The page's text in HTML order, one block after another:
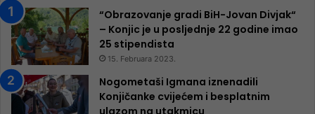
“Obrazovanje gradi BiH-Jovan Divjak“
– Konjic je u posljednje 22 godine imao
25 ​​stipendista
15. Februara 2023.
Nogometaši Igmana iznenadili
Konjičanke cvijećem i besplatnim